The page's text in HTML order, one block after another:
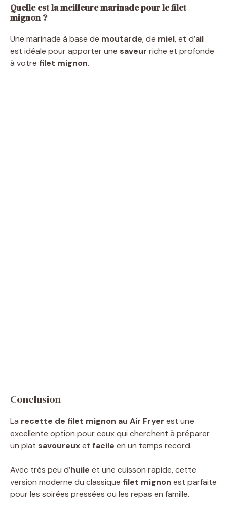
Quelle est la meilleure marinade pour le filet
mignon ?
Une marinade à base de moutarde, de miel, et d’ail
est idéale pour apporter une saveur riche et profonde
à votre filet mignon.
Conclusion
La recette de filet mignon au Air Fryer est une
excellente option pour ceux qui cherchent à préparer
un plat savoureuxet facile en un temps record.
Avec très peu d’huile et une cuisson rapide, cette
version moderne du classique filet mignon est parfaite
pour les soirées pressées ou les repas en famille.